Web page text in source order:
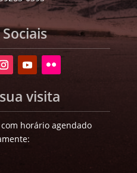
visita
horário agendado